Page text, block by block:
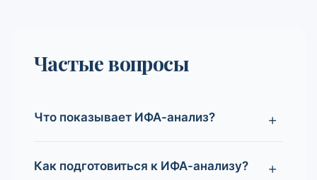
Частые вопросы
Что показывает ИФА-анализ?
Как подготовиться к ИФА-анализу?